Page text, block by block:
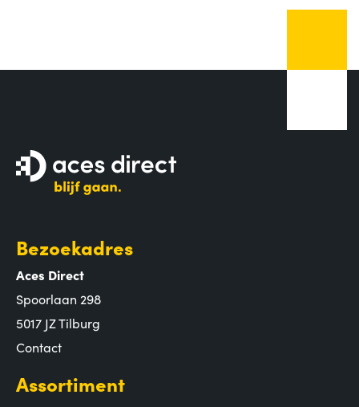
Bezoekadres
Aces Direct
Spoorlaan 298
5017 JZ Tilburg
Contact
Assortiment